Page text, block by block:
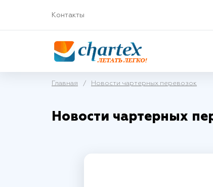
Контакты
Главная / Новости чартерных перевозок
Новости чартерных